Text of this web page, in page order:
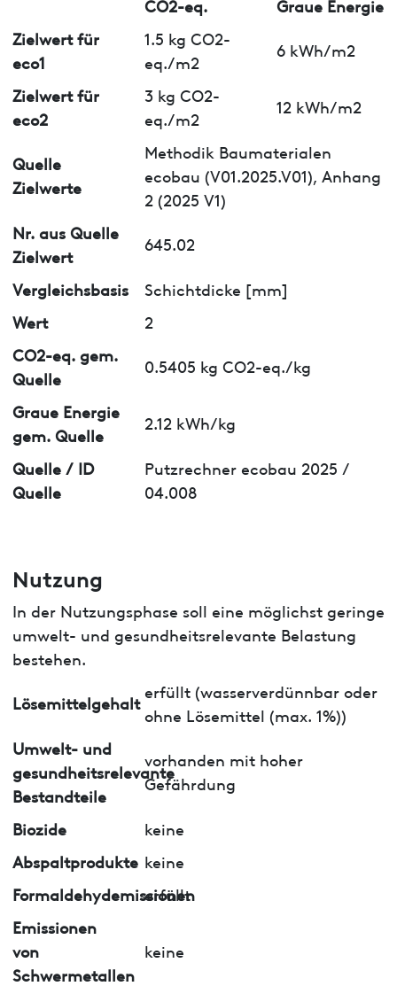
CO2-eq.
Graue Energie
Zielwert für
eco1
1.5 kg CO2-
eq./m2
6 kWh/m2
Zielwert für
eco2
3 kg CO2-
eq./m2
12 kWh/m2
Quelle
Zielwerte
Methodik Baumaterialen
ecobau (V01.2025.V01), Anhang
2 (2025 V1)
Nr. aus Quelle
Zielwert
645.02
Vergleichsbasis
Schichtdicke [mm]
Wert
2
CO2-eq. gem.
Quelle
0.5405 kg CO2-eq./kg
Graue Energie
gem. Quelle
2.12 kWh/kg
Quelle / ID
Quelle
Putzrechner ecobau 2025 /
04.008
Nutzung
In der Nutzungsphase soll eine möglichst geringe
umwelt- und gesundheitsrelevante Belastung
bestehen.
Lösemittelgehalt
erfüllt (wasserverdünnbar oder
ohne Lösemittel (max. 1%))
Umwelt- und
gesundheitsrelevante
Bestandteile
vorhanden mit hoher
Gefährdung
Biozide
keine
Abspaltprodukte keine
Formaldehydemissionen
erfüllt
Emissionen
von
Schwermetallen
keine